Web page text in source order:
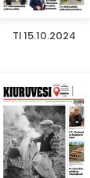
TI 15.10.2024